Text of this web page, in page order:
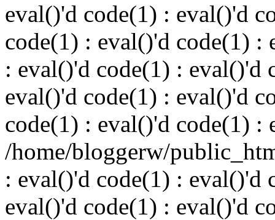
eval()'d code(1) : eval()'d
code(1) : eval()'d code(1) :
: eval()'d code(1) : eval()'d
eval()'d code(1) : eval()'d
code(1) : eval()'d code(1) :
/home/bloggerw/
: eval()'d code(1) : eval()'d
eval()'d code(1) : eval()'d